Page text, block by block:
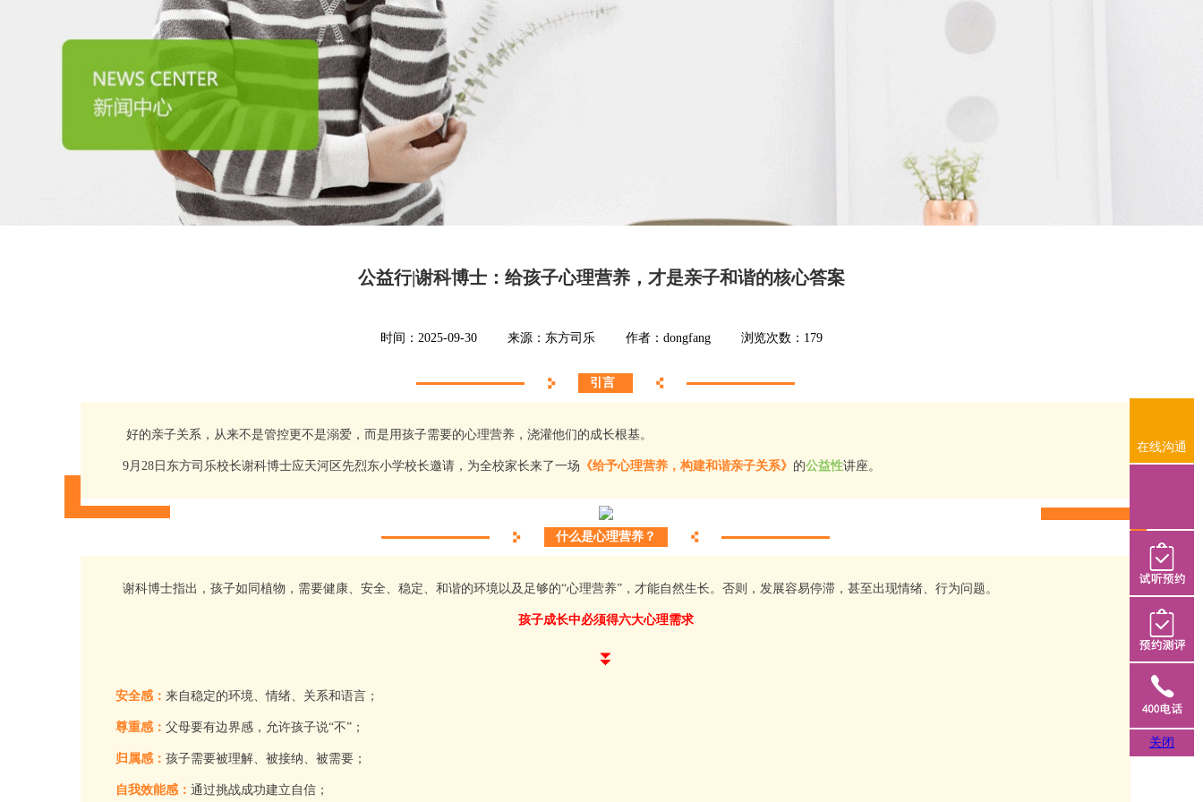
在线沟通
试听预约
预约测评
400-990-
关闭
公益行|谢科博士：给孩子心理营养，才是亲子和谐的核心答案
时间：2025-09-30 来源：东方司乐 作者：dongfang 浏览次数： 179
引言
好的亲子关系，从来不是管控更不是溺爱，而是用孩子需要的心理营养，浇灌他们的成长根基。
9月28日东方司乐校长谢科博士应天河区先烈东小学校长邀请，为全校家长来了一场 《给予心理营养，构建和谐亲子关系》 的公益性讲座。
什么是心理营养？
谢科博士指出，孩子如同植物，需要健康、安全、稳定、和谐的环境以及足够的“心理营养”，才能自然生长。否则，发展容易停滞，甚至出现情绪、行为问题。
孩子成长中必须得六大心理需求
⏬
安全感：来自稳定的环境、情绪、关系和语言；
尊重感：父母要有边界感，允许孩子说“不”；
归属感：孩子需要被理解、被接纳、被需要；
自我效能感：通过挑战成功建立自信；